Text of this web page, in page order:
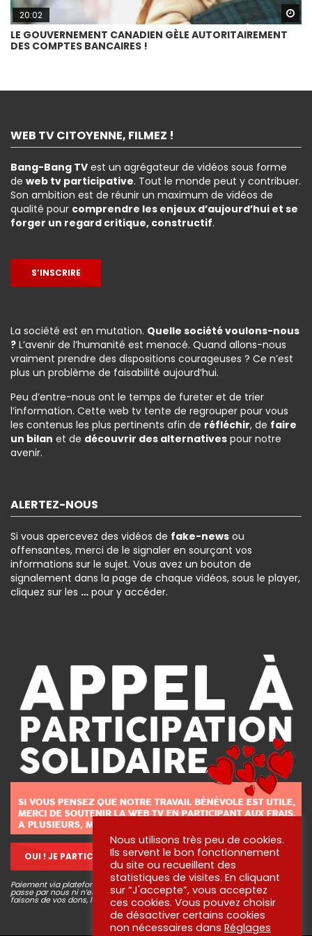
20:02
LE GOUVERNEMENT CANADIEN GÈLE AUTORITAIREMENT
DES COMPTES BANCAIRES !
WEB TV CITOYENNE, FILMEZ !
Bang-Bang TV est un agrégateur de vidéos sous forme
de web tv participative. Tout le monde peut y contribuer.
Son ambition est de réunir un maximum de vidéos de
qualité pour comprendre les enjeux d’aujourd’hui et se
forger un regard critique, constructif.
S’INSCRIRE
La société est en mutation. Quelle société voulons-nous
? L’avenir de l’humanité est menacé. Quand allons-nous
vraiment prendre des dispositions courageuses ? Ce n’est
plus un problème de faisabilité aujourd’hui.
Peu d’entre-nous ont le temps de fureter et de trier
l’information. Cette web tv tente de regrouper pour vous
les contenus les plus pertinents afin de réfléchir, de faire
un bilan et de découvrir des alternatives pour notre
avenir.
ALERTEZ-NOUS
Si vous apercevez des vidéos de fake-news ou
offensantes, merci de le signaler en sourçant vos
informations sur le sujet. Vous avez un bouton de
signalement dans la page de chaque vidéos, sous le player,
cliquez sur les … pour y accéder.
OUI ! JE PARTICIPE !
Paiement via plateforme sécurisé STRIPE, aucune information bancaire ne
passe par nous ni n’est conservée. Pour en savoir plus sur ce que nous
faisons de vos dons, lisez nos engagements!
Nous utilisons très peu de cookies.
Ils servent le bon fonctionnement
du site ou recueillent des
statistiques de visites. En cliquant
sur “J'accepte”, vous acceptez
ces cookies. Vous pouvez choisir
de désactiver certains cookies
non nécessaires dans Réglages